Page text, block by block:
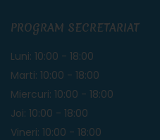
PROGRAM SECRETARIAT
Luni: 10:00 - 18:00
Marti: 10:00 - 18:00
Miercuri: 10:00 - 18:00
Joi: 10:00 - 18:00
Vineri: 10:00 - 18:00